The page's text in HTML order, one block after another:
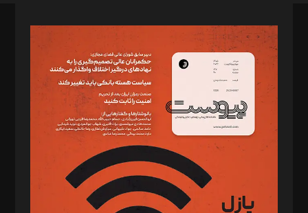
مدیر مسئول: محمدباقر اثنی‌عشری
سردبیر: مهرک محمودی
دبیر تحریریه: میثم قاسمی
د‌بیر ناداستان: سمانه سمیع
د‌بیر خدمت و تجارت: ابوالفضل رجبی
د‌بیر حقوق فناوری: حسام‌الدین ایپکچی
د‌بیر پیوست جهان: مینا پاکدل
د‌بیر تحریریه آنلاین: بابک نقاش
تحریریه‌: مجتبی محمود‌ی، آرش برهمند، یسنا امان‌پور، سروش کرمیان،
مصطفی مسجدی آرانی، ابوالفضل رجبی، زهرا فکرانه، فائزه فتحی